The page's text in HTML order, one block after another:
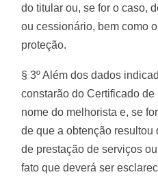
do titular ou, se for o caso,
ou cessionário, bem como
proteção.
§ 3º Além dos dados
constarão do Certificado
nome do melhorista e, se
de que a obtenção resultou
de prestação de serviços
fato que deverá ser